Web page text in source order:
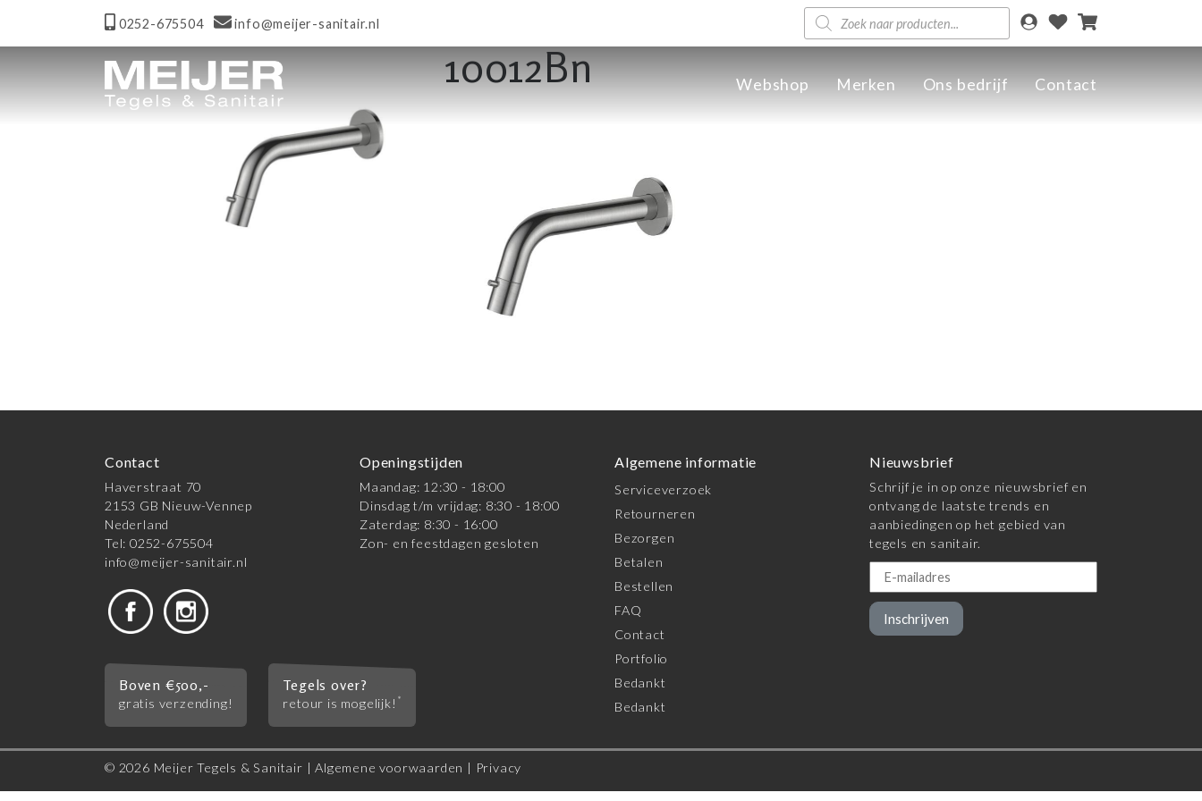
0252-675504 info@meijer-sanitair.nl
Producten
zoeken
Webshop Merken Ons bedrijf Contact
10012Bn
Contact
Haverstraat 70
2153 GB Nieuw-Vennep
Nederland
Tel: 0252-675504
info@meijer-sanitair.nl
Openingstijden
Maandag: 12:30 - 18:00
Dinsdag t/m vrijdag: 8:30 - 18:00
Zaterdag: 8:30 - 16:00
Zon- en feestdagen gesloten
Boven €500,-
gratis verzending!
Tegels over?
retour is mogelijk! *
Algemene informatie
Serviceverzoek
Retourneren
Bezorgen
Betalen
Bestellen
FAQ
Contact
Portfolio
Bedankt
Bedankt
Nieuwsbrief
Schrijf je in op onze nieuwsbrief en
ontvang de laatste trends en
aanbiedingen op het gebied van
tegels en sanitair.
Inschrijven
© 2026 Meijer Tegels & Sanitair |Algemene voorwaarden | Privacy